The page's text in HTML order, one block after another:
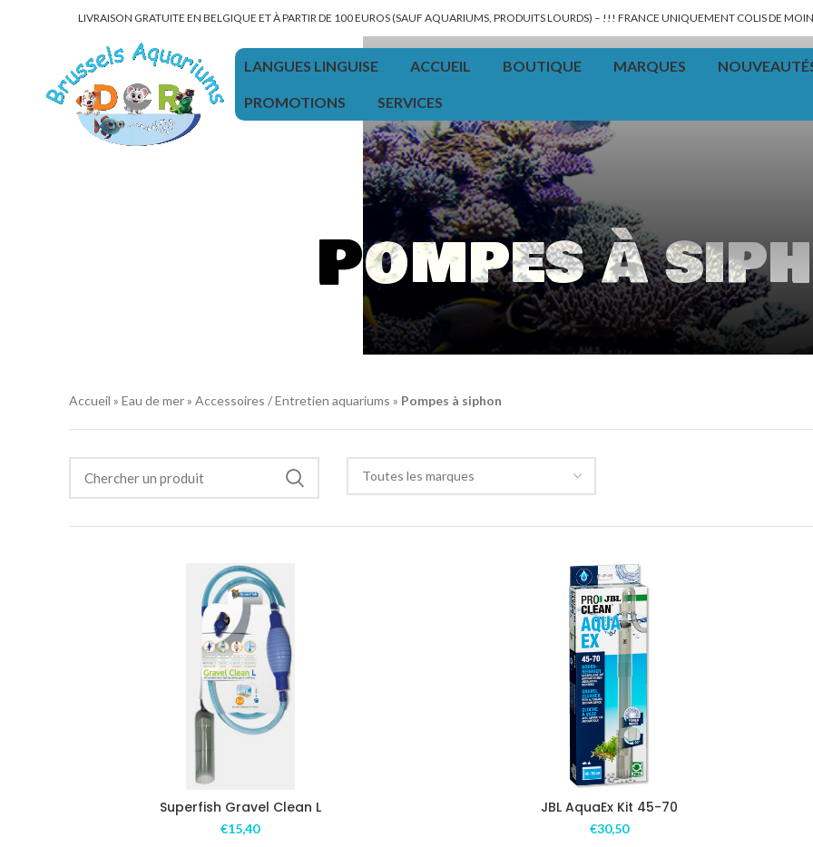
LIVRAISON GRATUITE EN BELGIQUE ET À PARTIR DE 100 EUROS (SAUF AQUARIUMS, PRODUITS LOURDS) – !!! FRANCE UNIQUEMENT COLIS DE
LANGUES LINGUISE ACCUEIL BOUTIQUE MARQUES
PROMOTIONS SERVICES
Pompes à
Accueil » Eau de mer» Accessoires / Entretien aquariums » Pompes à siphon
Toutes les marques
Superfish Gravel Clean L
€15,40
JBL AquaEx Kit 45-70
€30,50